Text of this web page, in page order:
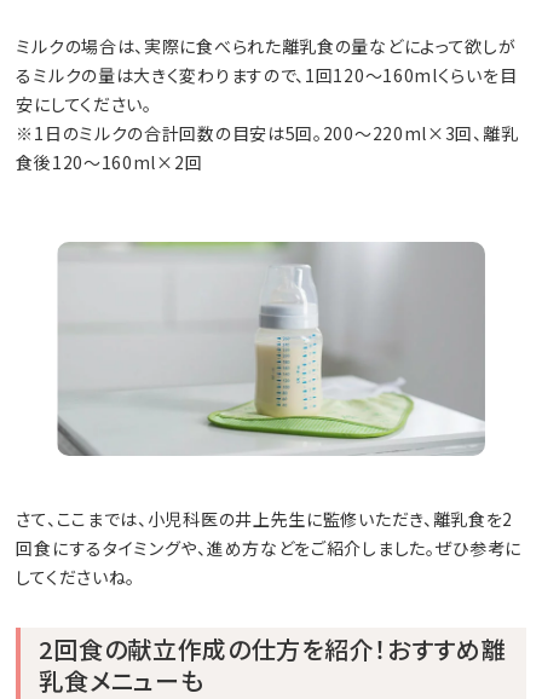
ミルクの場合は、実際に食べられた離乳食の量などによって欲しが
るミルクの量は大きく変わりますので、1回120〜160mlくらいを目
安にしてください。
※1日のミルクの合計回数の目安は5回。200〜220ml×3回、離乳
食後120〜160ml×2回
さて、ここまでは、小児科医の井上先生に監修いただき、離乳食を2
回食にするタイミングや、進め方などをご紹介しました。ぜひ参考に
してくださいね。
2回食の献立作成の仕方を紹介！おすすめ離
乳食メニューも